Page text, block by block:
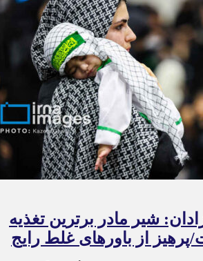
شیر مادر برترین تغذیه
پرهیز از باورهای غلط رایج